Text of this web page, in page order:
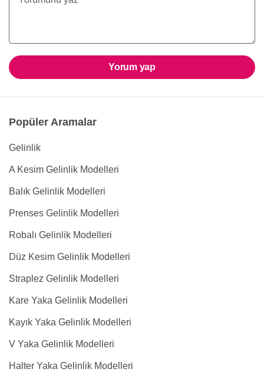
Yorum yap
Popüler Aramalar
Gelinlik
A Kesim Gelinlik Modelleri
Balık Gelinlik Modelleri
Prenses Gelinlik Modelleri
Robalı Gelinlik Modelleri
Düz Kesim Gelinlik Modelleri
Straplez Gelinlik Modelleri
Kare Yaka Gelinlik Modelleri
Kayık Yaka Gelinlik Modelleri
V Yaka Gelinlik Modelleri
Halter Yaka Gelinlik Modelleri